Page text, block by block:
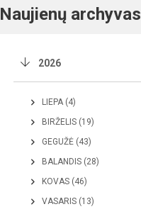
Naujienų archyvas
2026
LIEPA (4)
BIRŽELIS (19)
GEGUŽĖ (43)
BALANDIS (28)
KOVAS (46)
VASARIS (13)